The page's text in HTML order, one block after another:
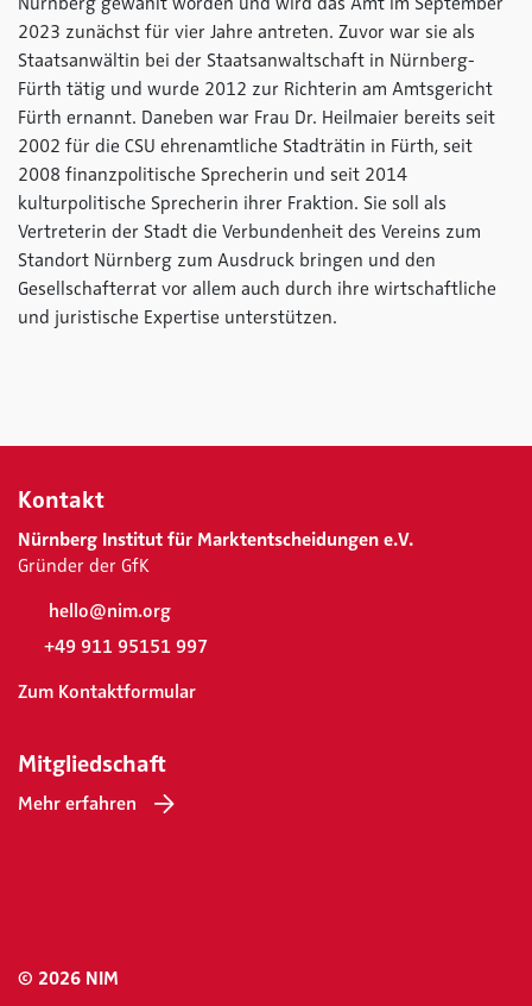
2023 zunächst für vier Jahre antreten. Zuvor war sie als
Staatsanwältin bei der Staatsanwaltschaft in Nürnberg-
Fürth tätig und wurde 2012 zur Richterin am Amtsgericht
Fürth ernannt. Daneben war Frau Dr. Heilmaier bereits seit
2002 für die CSU ehrenamtliche Stadträtin in Fürth, seit
2008 finanzpolitische Sprecherin und seit 2014
kulturpolitische Sprecherin ihrer Fraktion. Sie soll als
Vertreterin der Stadt die Verbundenheit des Vereins zum
Standort Nürnberg zum Ausdruck bringen und den
Gesellschafterrat vor allem auch durch ihre wirtschaftliche
und juristische Expertise unterstützen.
Kontakt
Nürnberg Institut für Marktentscheidungen e.V.
Gründer der GfK
hello@nim.org
+49 911 95151 997
Zum Kontaktformular
Mitgliedschaft
Mehr erfahren
© 2026 NIM